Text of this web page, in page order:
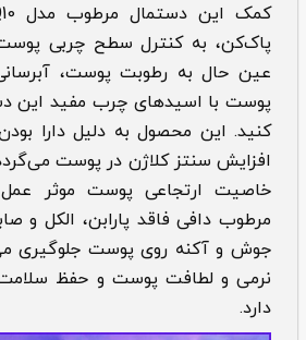
پاک‌کن، به کنترل سطح چربی پوست
عین حال به رطوبت پوست،
پوست با اسیدهای چرب مفید این
افزایش سنتز کلاژن در پوست
خاصیت ارتجاعی پوست موثر
مرطوب دافی فاقد پارابن، الکل و
جوش و آکنه روی پوست جلوگیری
نرمی و لطافت پوست و حفظ سلامت
دارد.